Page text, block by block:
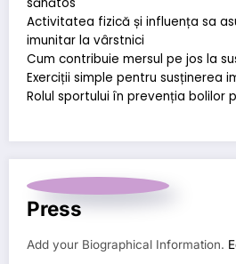
Activitatea fizică și influența sa
imunitar la vârstnici
Cum contribuie mersul pe jos la
Exerciții simple pentru susținerea
Rolul sportului în prevenția bolilor
Press
Add your Biographical Information.